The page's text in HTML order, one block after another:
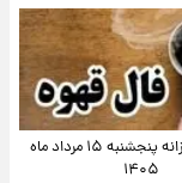
فال قهوه روزانه پنجشنبه ۱۵ مرداد ماه
۱۴۰۵